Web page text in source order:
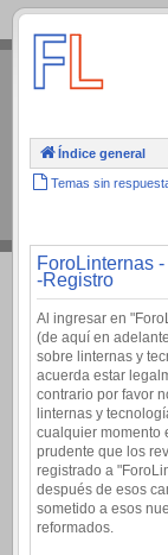
.
Índice general
Temas sin
ForoLinternas
-Registro
Al ingresar en
(de aquí en
sobre linternas y
acuerda estar
contrario por favor
linternas y
cualquier momento
prudente que los
registrado a
después de esos
sometido a esos
reformados.